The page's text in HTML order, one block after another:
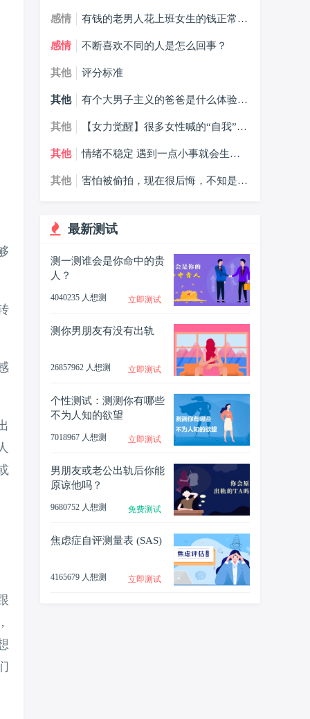
感情
有钱的老男人花上班女生的钱正常
感情
不断喜欢不同的人是怎么回事？
其他 评分标准
其他
有个大男子主义的爸爸是什么体验，
其他
【女力觉醒】很多女性喊的“自我”，
其他
情绪不稳定 遇到一点小事就会生气
其他
害怕被偷拍，现在很后悔，不知是否
最新测试
测一测谁会是你命中的贵
人？
4040235 人想测 立即测试
测你男朋友有没有出轨
26857962 人想测 立即测试
个性测试：测测你有哪些
不为人知的欲望
7018967 人想测 立即测试
男朋友或老公出轨后你能
原谅他吗？
9680752 人想测 免费测试
焦虑症自评测量表 (SAS)
4165679 人想测 立即测试